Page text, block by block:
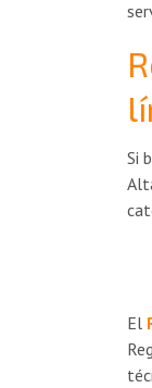
Si
El